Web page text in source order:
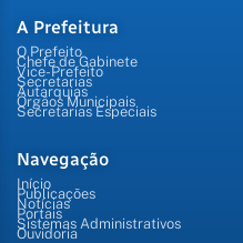
A Prefeitura
O Prefeito
Chefe de Gabinete
Vice-Prefeito
Secretarias
Autarquias
Órgãos Municipais
Secretarias Especiais
Navegação
Início
Publicações
Notícias
Portais
Sistemas Administrativos
Ouvidoria